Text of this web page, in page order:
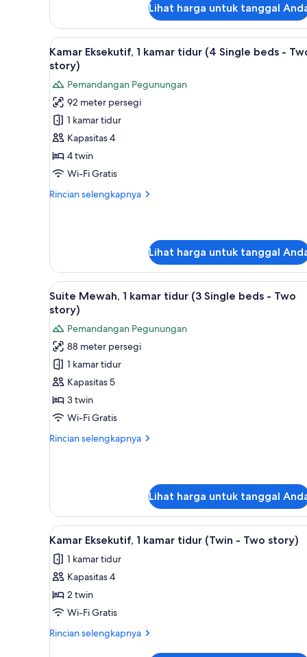
story)
Kamar
Standar,
2
kamar
(5
Single
beds
Two
Lihat harga untuk tanggal
Lihat
semua
foto
untuk
Kamar
Eksekutif,
1
kamar
tidur
Single
story)
1 kamar tidur, seprai
12
Kamar Eksekutif, 1 kamar tidur (4 Single beds -
story)
Pemandangan Pegunungan
92 meter persegi
1 kamar tidur
Kapasitas 4
4 twin
Wi-Fi Gratis
Rincian selengkapnya
Rincian
1
kamar
tidur
(4
Single
beds
Two
story)
Lihat harga untuk tanggal
Lihat
semua
foto
untuk
Suite
Mewah,
1
kamar
tidur
Single
story)
1 kamar tidur, seprai
10
Suite Mewah, 1 kamar tidur (3 Single beds - Two
story)
Pemandangan Pegunungan
88 meter persegi
1 kamar tidur
Kapasitas 5
3 twin
Wi-Fi Gratis
Rincian selengkapnya
Rincian
1
kamar
tidur
Single
beds
Two
story)
Lihat harga untuk tanggal
Lihat
semua
foto
untuk
Kamar
Eksekutif,
1
1 kamar tidur, seprai
3
Kamar Eksekutif, 1 kamar tidur (Twin - Two story)
1 kamar tidur
Kapasitas 4
2 twin
Wi-Fi Gratis
Rincian selengkapnya
Rincian